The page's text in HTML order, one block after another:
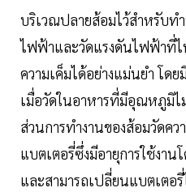
บริเวณปลายส้อมไว้สำหรับ
ไฟฟ้าและวัดแรงดันไฟฟ้าที่
ความเค็มได้อย่างแม่นยำ โด
เมื่อวัดในอาหารที่มีอุณหภูมิไ
ส่วนการทำงานของส้อมวัดคว
แบตเตอรี่ซึ่งมีอายุการใช้งา
และสามารถเปลี่ยนแบตเตอ